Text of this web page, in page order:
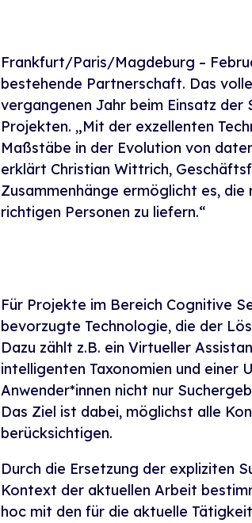
Frankfurt/Paris/Magdeburg –
bestehende Partnerschaft. Das
vergangenen Jahr beim Einsatz der
Projekten. „Mit der exzellenten
Maßstäbe in der Evolution von
erklärt Christian Wittrich,
Zusammenhänge ermöglicht es,
richtigen Personen zu liefern.“
Für Projekte im Bereich Cognitive
bevorzugte Technologie, die der
Dazu zählt z.B. ein Virtueller
intelligenten Taxonomien und einer
Anwender*innen nicht nur
Das Ziel ist dabei, möglichst alle
berücksichtigen.
Durch die Ersetzung der expliziten
Kontext der aktuellen Arbeit
hoc mit den für die aktuelle